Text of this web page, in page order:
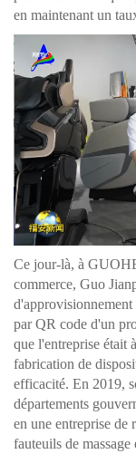
en maintenant un
Ce jour-là, à
commerce, Guo
par QR code d'un
que l'entreprise était
fabrication de
efficacité. En 2019,
départements
en une entreprise de
fauteuils de